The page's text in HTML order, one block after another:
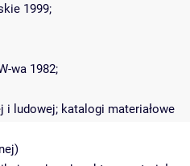
1999;
wa 1982;
ludowej; katalogi materiałowe